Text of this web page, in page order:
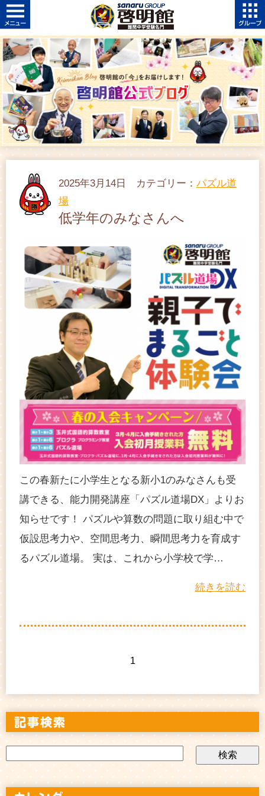
2025年3月14日 カテゴリー： パズル道
場
低学年のみなさんへ
この春新たに小学生となる新小1のみなさんも受
講できる、能力開発講座「パズル道場DX」よりお
知らせです！ パズルや算数の問題に取り組む中で
仮設思考力や、空間思考力、瞬間思考力を育成す
るパズル道場。 実は、これから小学校で学…
続きを読む
1